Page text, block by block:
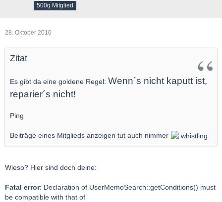
500g Mitglied
28. Oktober 2010
Zitat
Es gibt da eine goldene Regel: Wenn´s nicht kaputt ist,
reparier´s nicht!
Ping
Beiträge eines Mitglieds anzeigen tut auch nimmer
Wieso? Hier sind doch deine:
Fatal error: Declaration of UserMemoSearch::getConditions() must
be compatible with that of